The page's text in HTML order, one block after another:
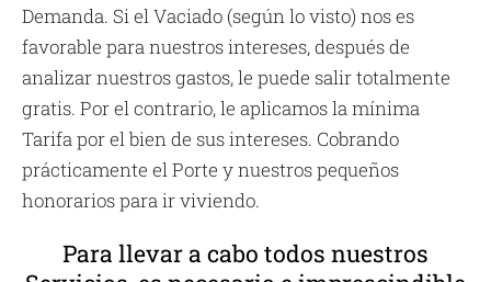
Demanda. Si el Vaciado (según lo visto) nos es
favorable para nuestros intereses, después de
analizar nuestros gastos, le puede salir totalmente
gratis. Por el contrario, le aplicamos la mínima
Tarifa por el bien de sus intereses. Cobrando
prácticamente el Porte y nuestros pequeños
honorarios para ir viviendo.
Para llevar a cabo todos nuestros